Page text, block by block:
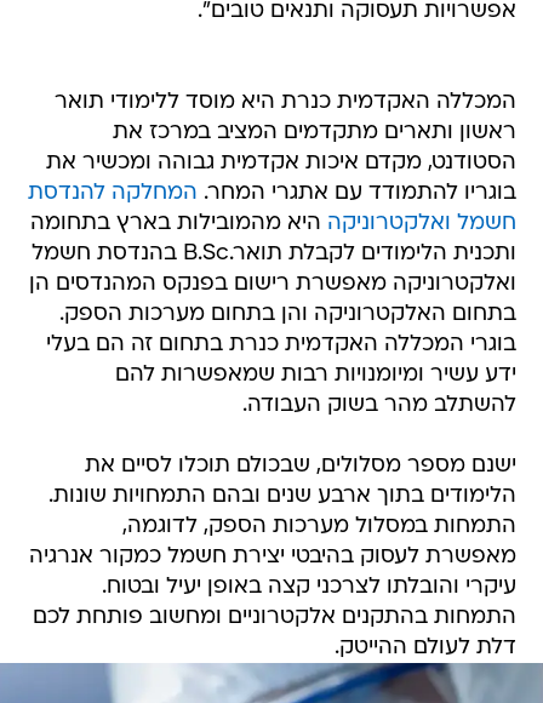
אפשרויות תעסוקה ותנאים טובים".
המכללה האקדמית כנרת היא מוסד ללימודי תואר
ראשון ותארים מתקדמים המציב במרכז את
הסטודנט, מקדם איכות אקדמית גבוהה ומכשיר את
בוגריו להתמודד עם אתגרי המחר. המחלקה להנדסת
חשמל ואלקטרוניקה היא מהמובילות בארץ בתחומה
ותכנית הלימודים לקבלת תואר.B.Sc בהנדסת חשמל
ואלקטרוניקה מאפשרת רישום בפנקס המהנדסים הן
בתחום האלקטרוניקה והן בתחום מערכות הספק.
בוגרי המכללה האקדמית כנרת בתחום זה הם בעלי
ידע עשיר ומיומנויות רבות שמאפשרות להם
להשתלב מהר בשוק העבודה.
ישנם מספר מסלולים, שבכולם תוכלו לסיים את
הלימודים בתוך ארבע שנים ובהם התמחויות שונות.
התמחות במסלול מערכות הספק, לדוגמה,
מאפשרת לעסוק בהיבטי יצירת חשמל כמקור אנרגיה
עיקרי והובלתו לצרכני קצה באופן יעיל ובטוח.
התמחות בהתקנים אלקטרוניים ומחשוב פותחת לכם
דלת לעולם ההייטק.